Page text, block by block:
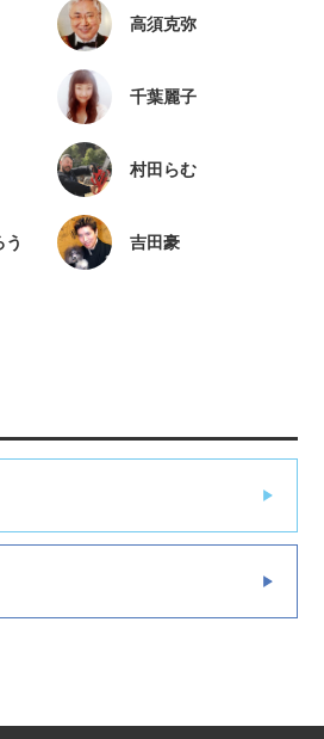
高須克弥
千葉麗子
村田らむ
吉田豪